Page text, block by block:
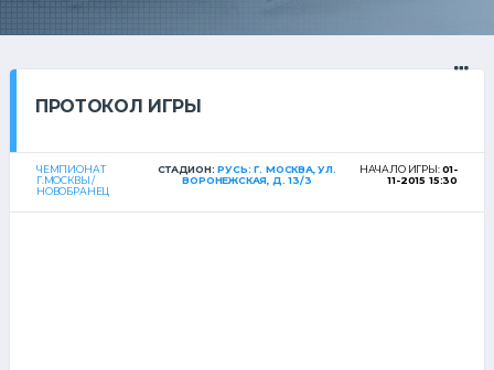
ПРОТОКОЛ ИГРЫ
ЧЕМПИОНАТ
Г.МОСКВЫ /
НОВОБРАНЕЦ
СТАДИОН:РУСЬ: Г. МОСКВА, УЛ.
ВОРОНЕЖСКАЯ, Д. 13/3
НАЧАЛО ИГРЫ:01-
11-2015 15:30